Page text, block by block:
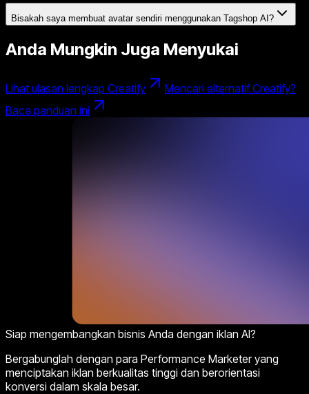
Bisakah saya membuat avatar sendiri menggunakan Tagshop AI?
Anda Mungkin Juga Menyukai
Lihat ulasan lengkap Creatify
Mencari alternatif Creatify?
Baca panduan ini
Siap mengembangkan bisnis Anda dengan iklan AI?
Bergabunglah dengan para Performance Marketer yang
menciptakan iklan berkualitas tinggi dan berorientasi
konversi dalam skala besar.